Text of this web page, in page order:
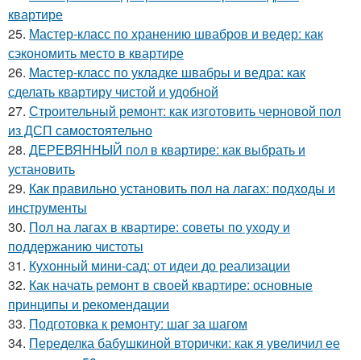
квартире
25. Мастер-класс по хранению швабров и ведер: как
сэкономить место в квартире
26. Мастер-класс по укладке швабры и ведра: как
сделать квартиру чистой и удобной
27. Строительный ремонт: как изготовить черновой пол
из ДСП самостоятельно
28. ДЕРЕВЯННЫЙ пол в квартире: как выбрать и
установить
29. Как правильно установить пол на лагах: подходы и
инструменты
30. Пол на лагах в квартире: советы по уходу и
поддержанию чистоты
31. Кухонный мини-сад: от идеи до реализации
32. Как начать ремонт в своей квартире: основные
принципы и рекомендации
33. Подготовка к ремонту: шаг за шагом
34. Переделка бабушкиной вторички: как я увеличил ее